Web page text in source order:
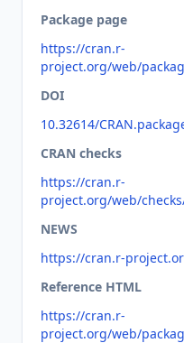
Package page
https://cran.r-
project.org/web/
DOI
10.32614/
CRAN checks
https://cran.r-
project.org/web/
NEWS
https://cran.r-
Reference HTML
https://cran.r-
project.org/web/